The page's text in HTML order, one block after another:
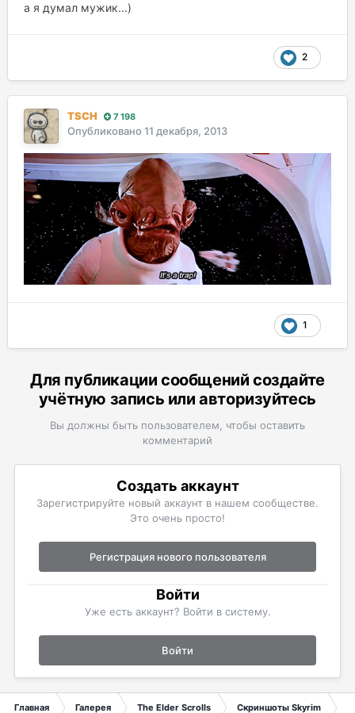
а я думал мужик...)
2
TSCH 7 198
Опубликовано 11 декабря, 2013
1
Для публикации сообщений создайте
учётную запись или авторизуйтесь
Вы должны быть пользователем, чтобы оставить
комментарий
Создать аккаунт
Зарегистрируйте новый аккаунт в нашем сообществе.
Это очень просто!
Регистрация нового пользователя
Войти
Уже есть аккаунт? Войти в систему.
Войти
Главная Галерея The Elder Scrolls Скриншоты Skyrim